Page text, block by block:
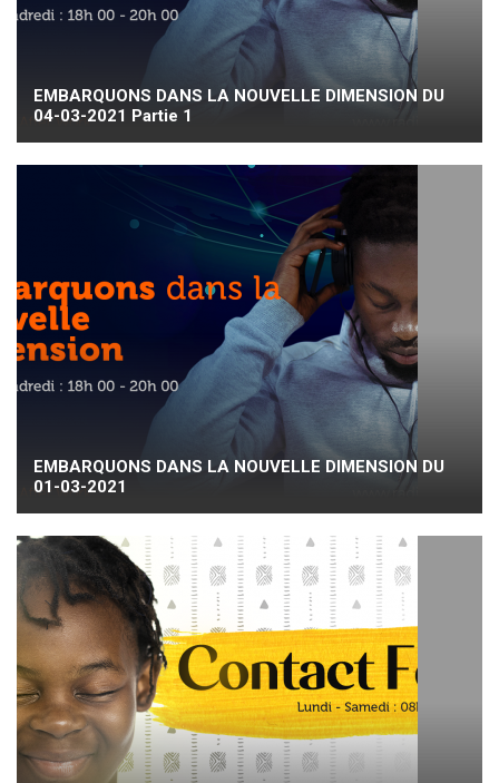
EMBARQUONS DANS LA NOUVELLE DIMENSION DU
04-03-2021 Partie 1
EMBARQUONS DANS LA NOUVELLE DIMENSION DU
01-03-2021